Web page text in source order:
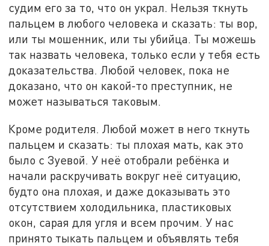
судим его за то, что он украл. Нельзя ткнуть
пальцем в любого человека и сказать: ты вор,
или ты мошенник, или ты убийца. Ты можешь
так назвать человека, только если у тебя есть
доказательства. Любой человек, пока не
доказано, что он какой-то преступник, не
может называться таковым.
Кроме родителя. Любой может в него ткнуть
пальцем и сказать: ты плохая мать, как это
было с Зуевой. У неё отобрали ребёнка и
начали раскручивать вокруг неё ситуацию,
будто она плохая, и даже доказывать это
отсутствием холодильника, пластиковых
окон, сарая для угля и всем прочим. У нас
принято тыкать пальцем и объявлять тебя